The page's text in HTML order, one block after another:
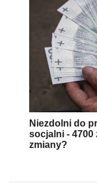
Niezdolni do
socjalni - 4700
zmiany?